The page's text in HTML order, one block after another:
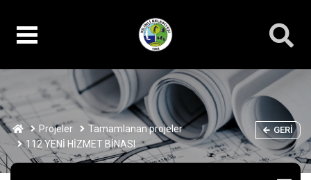
Projeler
Tamamlanan projeler
112 YENİ HİZMET BİNASI
GERI